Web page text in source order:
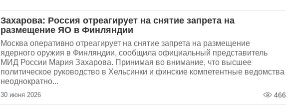
Захарова: Россия отреагирует на снятие запрета на
размещение ЯО в Финляндии
Москва оперативно отреагирует на снятие запрета на размещение
ядерного оружия в Финляндии, сообщила официальный представитель
МИД России Мария Захарова. Принимая во внимание, что высшее
политическое руководство в Хельсинки и финские компетентные ведомства
неоднократно...
30 июня 2026 466